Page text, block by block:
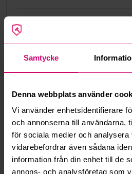
Samtycke
Denna webbplats använder
Vi använder enhetsidentifierare
och annonserna till användarna,
för sociala medier och analysera
vidarebefordrar även sådana
information från din enhet till de
annons- och analysföretag som
Hur fungerar maxbud?
Läs fler frågor
Mer från samma kategori